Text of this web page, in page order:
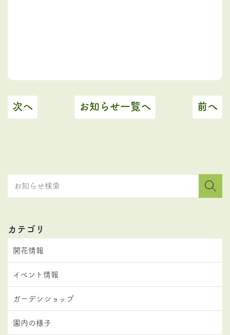
次へ お知らせ一覧へ 前へ
カテゴリ
開花情報
イベント情報
ガーデンショップ
園内の様子